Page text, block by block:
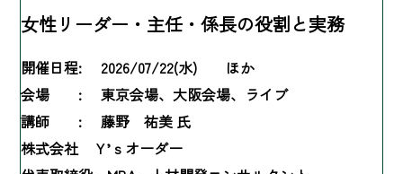
女性リーダー・主任・係長の役割と実務
開催日程:
2026/07/22(水) ほか
会場 :
東京会場、大阪会場、ライブ
講師 :
藤野 祐美 氏
株式会社 Ｙ’ｓオーダー